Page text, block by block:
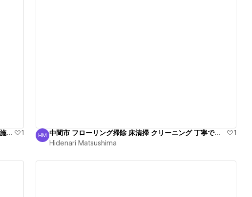
行橋市/フローリング掃除/床清掃/クリーニング/丁寧施工！
1
Hidenari Matsushima
HM 中間市 フローリング掃除 床清掃 クリーニング 丁寧で安心
1
Hidenari Matsushima